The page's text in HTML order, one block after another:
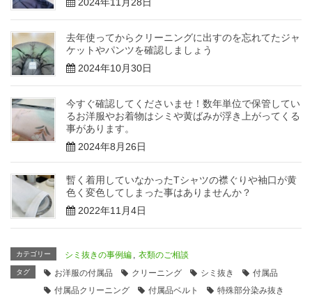
去年使ってからクリーニングに出すのを忘れてたジャ
ケットやパンツを確認しましょう
2024年10月30日
今すぐ確認してくださいませ！数年単位で保管してい
るお洋服やお着物はシミや黄ばみが浮き上がってくる
事があります。
2024年8月26日
暫く着用していなかったTシャツの襟ぐりや袖口が黄
色く変色してしまった事はありませんか？
2022年11月4日
カテゴリー シミ抜きの事例編 , 衣類のご相談
タグ お洋服の付属品 クリーニング シミ抜き
付属品
付属品クリーニング
付属品ベルト 特殊部分染み抜き